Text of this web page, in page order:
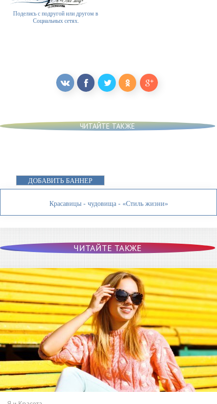
Поделись с подругой или другом в
Социальных сетях.
ЧИТАЙТЕ ТАКЖЕ
ДОБАВИТЬ БАННЕР
Красавицы - чудовища - «Стиль жизни»
ЧИТАЙТЕ ТАКЖЕ